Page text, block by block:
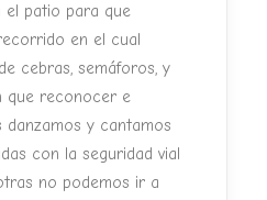
patio para que
en el cual
cebras, semáforos, y
que reconocer e
danzamos y cantamos
con la seguridad vial
no podemos ir a